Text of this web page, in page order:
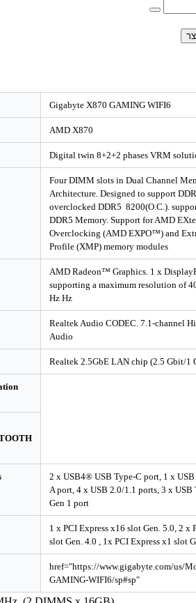
Gigabyte
Digital twin
Four DIMM
Architecture.
overclocked
DDR5
Overclocking
Profile (XMP)
Integrated Graphics
AMD
supporting a
On Board Audio
Realtek
Integrated LAN Realtek
Wireless Communication
RTL8851BE, BLUETOOTH
Peripheral interfaces
2 x USB4®
A port, 4 x
Expansion Slots
1 x PCI
slot Gen. 4.0 ,
More Information
href="https://